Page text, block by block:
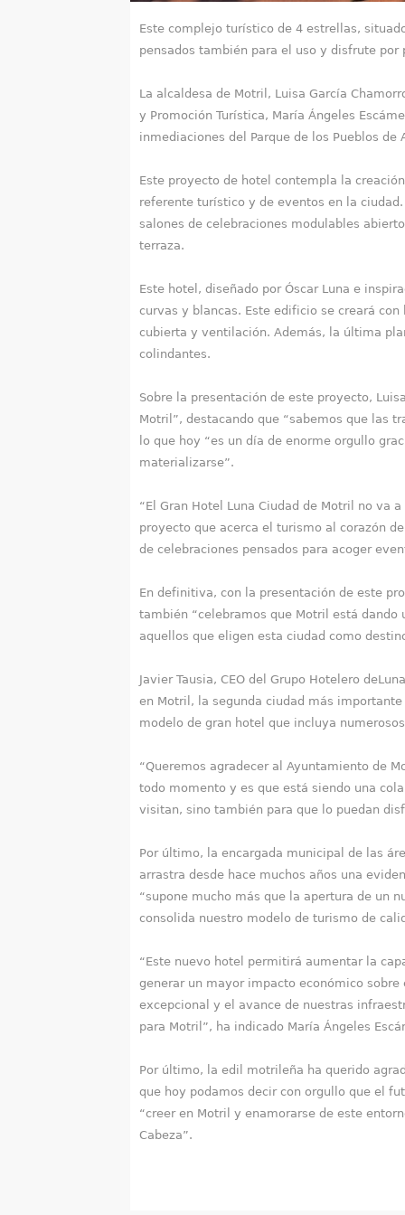
a
Este complejo turístico de 4 estrellas,
pensados también para el uso y disfrute
La alcaldesa de Motril, Luisa García
y Promoción Turística, María Ángeles
inmediaciones del Parque de los Pueblos
Este proyecto de hotel contempla la
referente turístico y de eventos en la
salones de celebraciones modulables
terraza.
Este hotel, diseñado por Óscar Luna e
curvas y blancas. Este edificio se creará
cubierta y ventilación. Además, la última
colindantes.
Sobre la presentación de este proyecto,
Motril”, destacando que “sabemos que las
lo que hoy “es un día de enorme orgullo
materializarse”.
“El Gran Hotel Luna Ciudad de Motril no va
proyecto que acerca el turismo al corazón
de celebraciones pensados para acoger
En definitiva, con la presentación de este
también “celebramos que Motril está
aquellos que eligen esta ciudad como
Javier Tausia, CEO del Grupo Hotelero
en Motril, la segunda ciudad más
modelo de gran hotel que incluya
“Queremos agradecer al Ayuntamiento de
todo momento y es que está siendo una
visitan, sino también para que lo puedan
Por último, la encargada municipal de las
arrastra desde hace muchos años una
“supone mucho más que la apertura de un
consolida nuestro modelo de turismo de
“Este nuevo hotel permitirá aumentar la
generar un mayor impacto económico
excepcional y el avance de nuestras
para Motril”, ha indicado María Ángeles
Por último, la edil motrileña ha querido
que hoy podamos decir con orgullo que el
“creer en Motril y enamorarse de este
Cabeza”.